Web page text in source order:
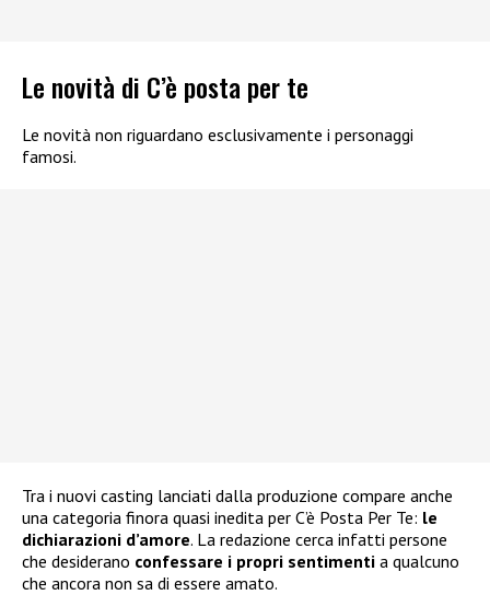
Le novità di C’è posta per te
Le novità non riguardano esclusivamente i personaggi
famosi.
Tra i nuovi casting lanciati dalla produzione compare anche
una categoria finora quasi inedita per C’è Posta Per Te: le
dichiarazioni d’amore. La redazione cerca infatti persone
che desiderano confessare i propri sentimenti a qualcuno
che ancora non sa di essere amato.